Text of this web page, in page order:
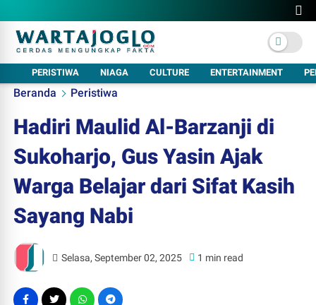
PERISTIWA NIAGA CULTURE ENTERTAINMENT
Beranda Peristiwa
Hadiri Maulid Al-Barzanji di
Sukoharjo, Gus Yasin Ajak
Warga Belajar dari Sifat Kasih
Sayang Nabi
Selasa, September 02, 2025 1 min read